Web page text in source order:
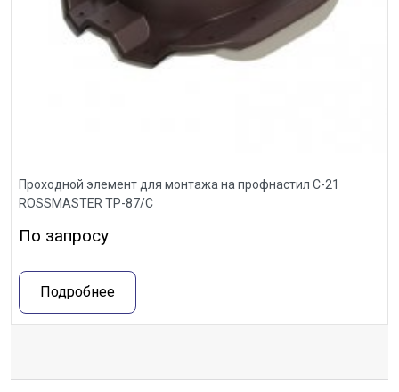
Проходной элемент для монтажа на профнастил С-21
ROSSMASTER ТР-87/С
По запросу
Подробнее